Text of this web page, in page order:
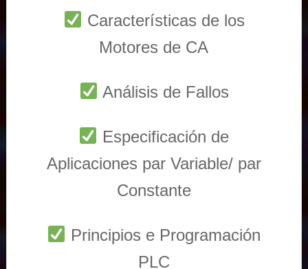
Características de los
Motores de CA
Análisis de Fallos
Especificación de
Aplicaciones par Variable/ par
Constante
Principios e Programación
PLC